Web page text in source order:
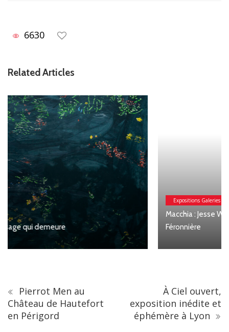
6630
Related Articles
Expositions Galeries
Macchia : Jesse Willems, Galerie Clémentine de la
Féronnière
Pierrot Men au
Château de Hautefort
en Périgord
À Ciel ouvert,
exposition inédite et
éphémère à Lyon